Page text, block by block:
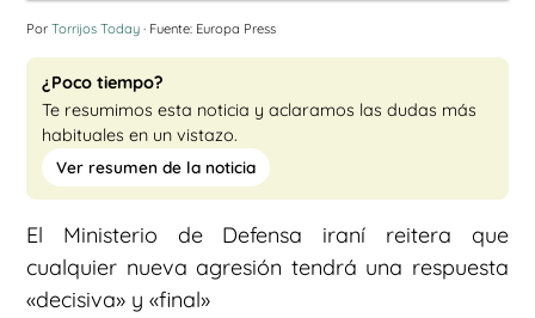
Por Torrijos Today · Fuente: Europa Press
¿Poco tiempo?
Te resumimos esta noticia y aclaramos las dudas más
habituales en un vistazo.
Ver resumen de la noticia
El Ministerio de Defensa iraní reitera que
cualquier nueva agresión tendrá una respuesta
«decisiva» y «final»